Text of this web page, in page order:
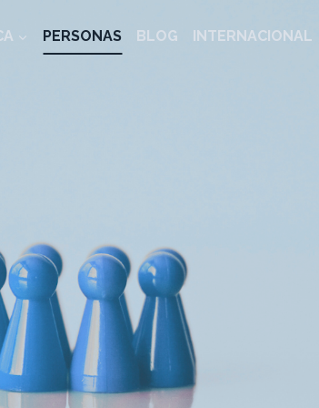
PERSONAS BLOG INTERNACIONAL